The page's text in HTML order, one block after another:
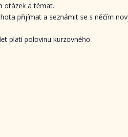
otázek a témat.
přijímat a seznámit se s něčím
platí polovinu kurzovného.